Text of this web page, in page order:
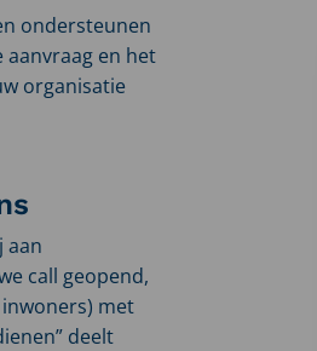
ondersteunen
en het
organisatie
aan
call geopend,
met
deelt